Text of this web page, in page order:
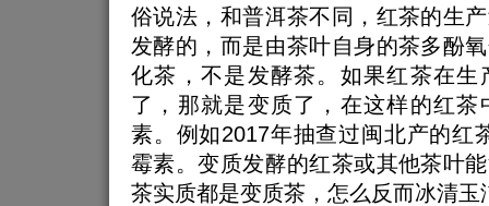
俗说法，和普洱茶不同，红茶的生
发酵的，而是由茶叶自身的茶多酚
化茶，不是发酵茶。如果红茶在生
了，那就是变质了，在这样的红茶
素。例如2017年抽查过闽北产的红
霉素。变质发酵的红茶或其他茶叶
茶实质都是变质茶，怎么反而冰清玉